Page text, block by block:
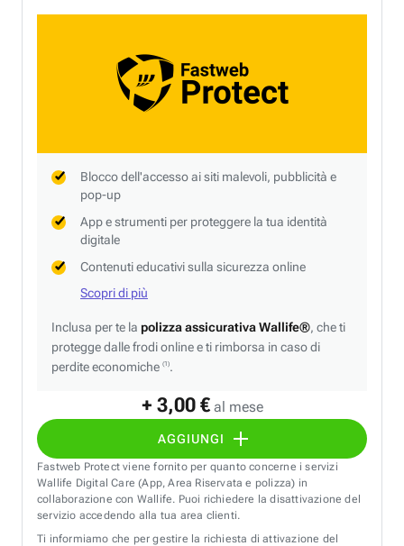
+ 3,00 € al mese
AGGIUNGI
Blocco dell'accesso ai siti malevoli, pubblicità e
pop-up
App e strumenti per proteggere la tua identità
digitale
Contenuti educativi sulla sicurezza online
Scopri di più
Inclusa per te la polizza assicurativa Wallife®, che ti
protegge dalle frodi online e ti rimborsa in caso di
perdite economiche (1).
Fastweb Protect viene fornito per quanto concerne i servizi
Wallife Digital Care (App, Area Riservata e polizza) in
collaborazione con Wallife. Puoi richiedere la disattivazione del
servizio accedendo alla tua area clienti.
Ti informiamo che per gestire la richiesta di attivazione del